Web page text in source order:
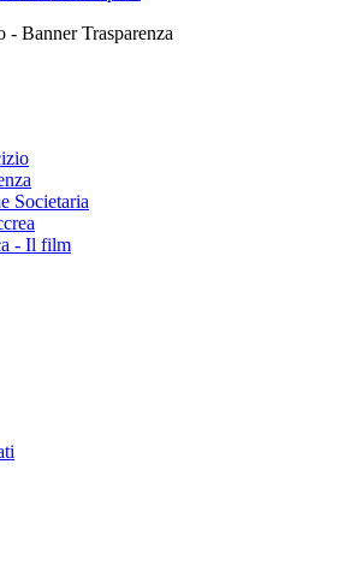
Societaria
- Il film